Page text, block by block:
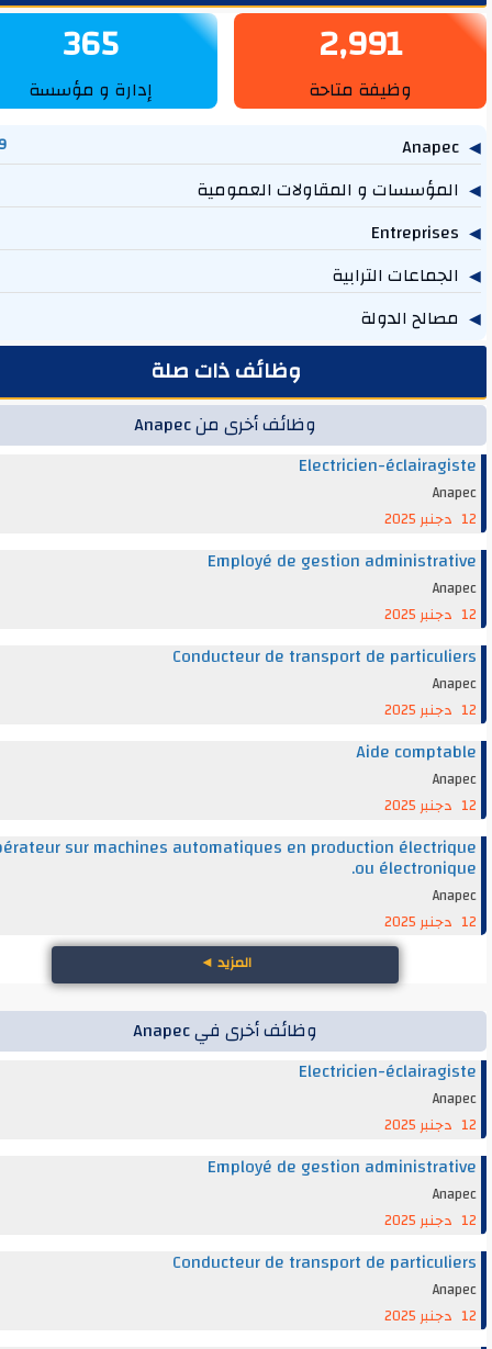
2,991
وظيفة متاحة
365
إدارة و مؤسسة
و المقاولات العمومية
الترابية
الدولة
وظائف ذات صلة
وظائف أخرى من Anapec
Electricien-
Employé de gestion
Conducteur de transport de
Aide
Opérateur sur machines automatiques en production
ou
◄
وظائف أخرى في Anapec
Electricien-
Employé de gestion
Conducteur de transport de